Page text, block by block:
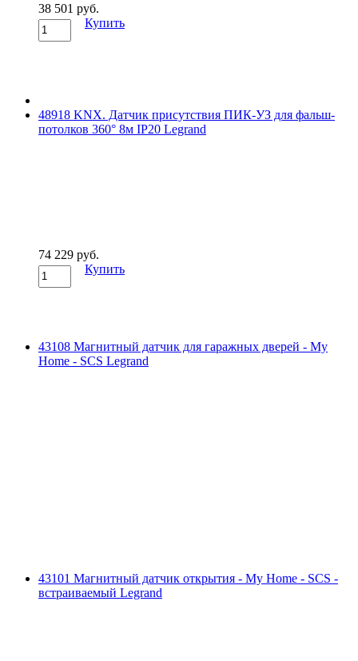
38 501 руб.
Купить
48918 KNX. Датчик присутствия ПИК-УЗ для фальш-
потолков 360° 8м IP20 Legrand
74 229 руб.
Купить
43108 Магнитный датчик для гаражных дверей - My
Home - SCS Legrand
43101 Магнитный датчик открытия - My Home - SCS -
встраиваемый Legrand